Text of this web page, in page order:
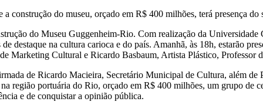
construção do museu, orçado em R$ 400 milhões, terá presença
do Museu Guggenheim-Rio. Com realização da
destaque na cultura carioca e do país. Amanhã, às 18h, estarão
Marketing Cultural e Ricardo Basbaum, Artista Plástico,
de Ricardo Macieira, Secretário Municipal de Cultura, além
região portuária do Rio, orçado em R$ 400 milhões, um grupo de
e de conquistar a opinião pública.